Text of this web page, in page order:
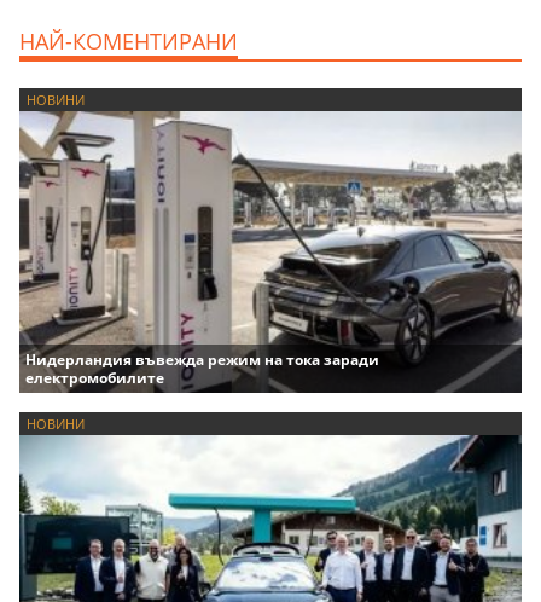
НАЙ-КОМЕНТИРАНИ
НОВИНИ
Нидерландия въвежда режим на тока заради
електромобилите
НОВИНИ